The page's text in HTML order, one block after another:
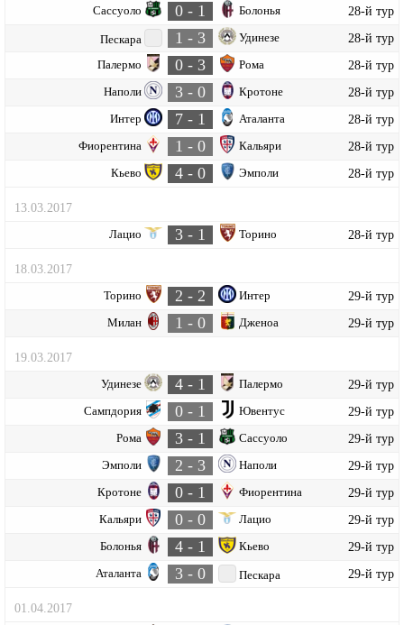
Сассуоло 0 - 1 Болонья 28-й тур
Пескара 1 - 3 Удинезе 28-й тур
Палермо 0 - 3 Рома 28-й тур
Наполи 3 - 0 Кротоне 28-й тур
Интер 7 - 1 Аталанта 28-й тур
Фиорентина 1 - 0 Кальяри 28-й тур
Кьево 4 - 0 Эмполи 28-й тур
13.03.2017
Лацио 3 - 1 Торино 28-й тур
18.03.2017
Торино 2 - 2 Интер 29-й тур
Милан 1 - 0 Дженоа 29-й тур
19.03.2017
Удинезе 4 - 1 Палермо 29-й тур
Сампдория 0 - 1 Ювентус 29-й тур
Рома 3 - 1 Сассуоло 29-й тур
Эмполи 2 - 3 Наполи 29-й тур
Кротоне 0 - 1 Фиорентина 29-й тур
Кальяри 0 - 0 Лацио 29-й тур
Болонья 4 - 1 Кьево 29-й тур
Аталанта 3 - 0 Пескара 29-й тур
01.04.2017